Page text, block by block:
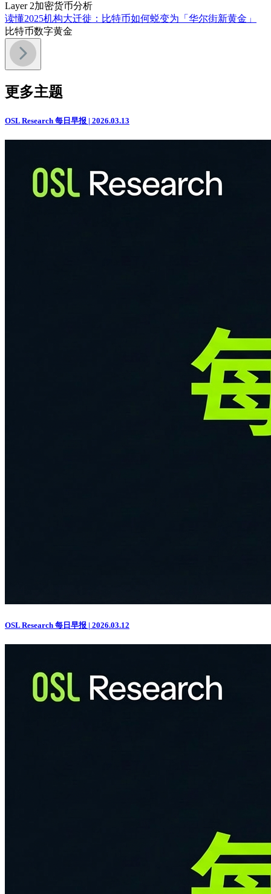
Layer 2加密货币分析
读懂2025机构大迁徙：比特币如何蜕变为「华尔街新黄金」
比特币数字黄金
更多主题
OSL Research 每日早报 | 2026.03.13
OSL Research 每日早报 | 2026.03.12